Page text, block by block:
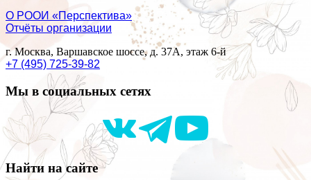
О РООИ «Перспектива»
Отчёты организации
г. Москва, Варшавское шоссе, д. 37А, этаж 6-й
+7 (495) 725-39-82
Мы в социальных сетях
Найти на сайте